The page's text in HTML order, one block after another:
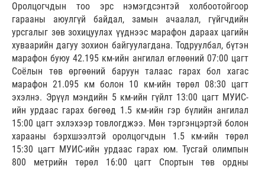
Оролцогчдын тоо эрс нэмэгдсэнтэй холбоотойгоор
гарааны аюулгүй байдал, замын ачаалал, гүйгчдийн
урсгалыг зөв зохицуулах үүднээс марафон дараах цагийн
хуваарийн дагуу зохион байгуулагдана. Тодруулбал, бүтэн
марафон буюу 42.195 км-ийн ангилал өглөөний 07:00 цагт
Соёлын төв өргөөний баруун талаас гарах бол хагас
марафон 21.095 км болон 10 км-ийн төрөл 08:30 цагт
эхэлнэ. Эрүүл мэндийн 5 км-ийн гүйлт 13:00 цагт МУИС-
ийн урдаас гарах бөгөөд 1.5 км-ийн гэр бүлийн ангилал
15:00 цагт эхлэхээр товлогджээ. Мөн тэргэнцэртэй болон
харааны бэрхшээлтэй оролцогчдын 1.5 км-ийн төрөл
15:30 цагт МУИС-ийн урдаас гарах юм. Тусгай олимпын
800 метрийн төрөл 16:00 цагт Спортын төв ордны